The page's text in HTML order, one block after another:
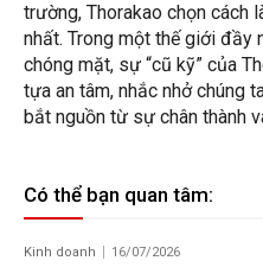
trường, Thorakao chọn cách
nhất. Trong một thế giới
chóng mặt, sự “cũ kỹ” của
tựa an tâm, nhắc nhở chúng
bắt nguồn từ sự chân thành
Có thể bạn quan tâm:
Kinh doanh 16/07/2026